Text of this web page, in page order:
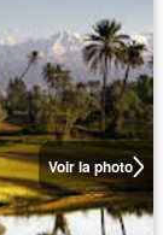
Voir la photo